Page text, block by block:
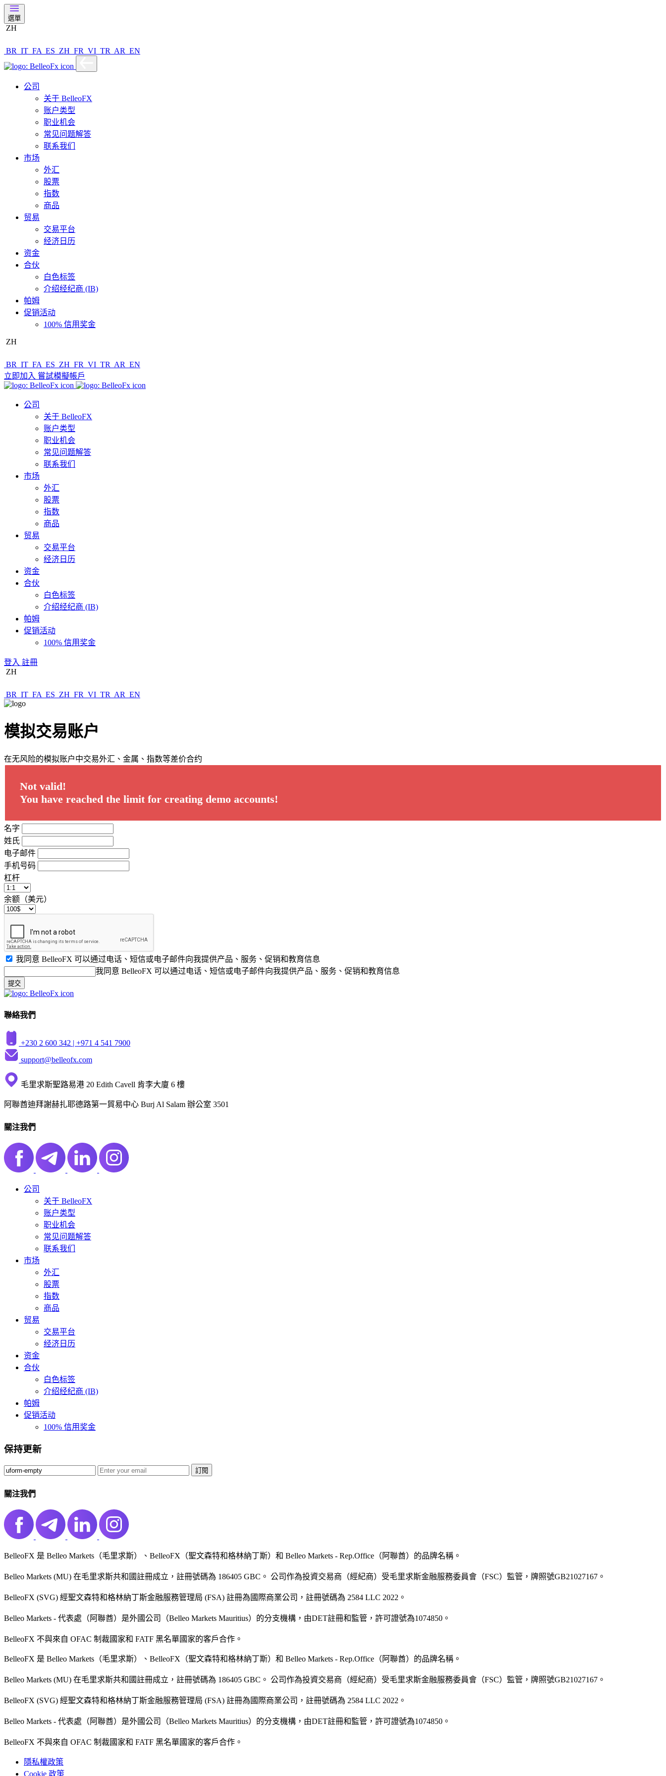
選單
ZH
BR IT FA ES ZH FR VI TR AR EN
公司
关于 BelleoFX
账户类型
职业机会
常见问题解答
联系我们
市场
外汇
股票
指数
商品
贸易
交易平台
经济日历
资金
合伙
白色标签
介绍经纪商 (IB)
帕姆
促销活动
100% 信用奖金
ZH
BR IT FA ES ZH FR VI TR AR EN
立即加入 嘗試模擬帳戶
公司
关于 BelleoFX
账户类型
职业机会
常见问题解答
联系我们
市场
外汇
股票
指数
商品
贸易
交易平台
经济日历
资金
合伙
白色标签
介绍经纪商 (IB)
帕姆
促销活动
100% 信用奖金
登入 註冊
ZH
BR IT FA ES ZH FR VI TR AR EN
模拟交易账户
在无风险的模拟账户中交易外汇、金属、指数等差价合约
Not valid!
You have reached the limit for creating demo accounts!
名字
姓氏
电子邮件
手机号码
杠杆
余额（美元）
我同意 BelleoFX 可以通过电话、短信或电子邮件向我提供产品、服务、促销和教育信息
我同意 BelleoFX 可以通过电话、短信或电子邮件向我提供产品、服务、促销和教育信息
提交
聯絡我們
+230 2 600 342 | +971 4 541 7900
support@belleofx.com
毛里求斯聖路易港 20 Edith Cavell 肯李大廈 6 樓
阿聯酋迪拜謝赫扎耶德路第一貿易中心 Burj Al Salam 辦公室 3501
關注我們
公司
关于 BelleoFX
账户类型
职业机会
常见问题解答
联系我们
市场
外汇
股票
指数
商品
贸易
交易平台
经济日历
资金
合伙
白色标签
介绍经纪商 (IB)
帕姆
促销活动
100% 信用奖金
保持更新
訂閱️
關注我們
BelleoFX 是 Belleo Markets（毛里求斯）、BelleoFX（聖文森特和格林納丁斯）和 Belleo Markets - Rep.Office（阿聯酋）的品牌名稱。
Belleo Markets (MU) 在毛里求斯共和國註冊成立，註冊號碼為 186405 GBC。 公司作為投資交易商（經紀商）受毛里求斯金融服務委員會（FSC）監管，牌照號GB21027167。
BelleoFX (SVG) 經聖文森特和格林納丁斯金融服務管理局 (FSA) 註冊為國際商業公司，註冊號碼為 2584 LLC 2022。
Belleo Markets - 代表處（阿聯酋）是外國公司（Belleo Markets Mauritius）的分支機構，由DET註冊和監管，許可證號為1074850。
BelleoFX 不與來自 OFAC 制裁國家和 FATF 黑名單國家的客戶合作。
BelleoFX 是 Belleo Markets（毛里求斯）、BelleoFX（聖文森特和格林納丁斯）和 Belleo Markets - Rep.Office（阿聯酋）的品牌名稱。
Belleo Markets (MU) 在毛里求斯共和國註冊成立，註冊號碼為 186405 GBC。 公司作為投資交易商（經紀商）受毛里求斯金融服務委員會（FSC）監管，牌照號GB21027167。
BelleoFX (SVG) 經聖文森特和格林納丁斯金融服務管理局 (FSA) 註冊為國際商業公司，註冊號碼為 2584 LLC 2022。
Belleo Markets - 代表處（阿聯酋）是外國公司（Belleo Markets Mauritius）的分支機構，由DET註冊和監管，許可證號為1074850。
BelleoFX 不與來自 OFAC 制裁國家和 FATF 黑名單國家的客戶合作。
隱私權政策
Cookie 政策